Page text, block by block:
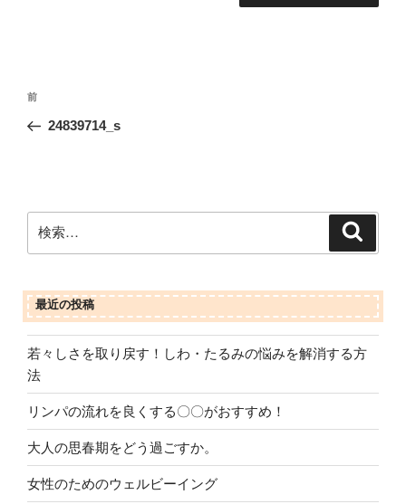
投
ナ
ー
シ
ン
前
の
前
24839714_s
索:
最近の投稿
若々しさを取り戻す！しわ・たるみの悩みを解消する方
法
リンパの流れを良くする〇〇がおすすめ！
大人の思春期をどう過ごすか。
女性のためのウェルビーイング